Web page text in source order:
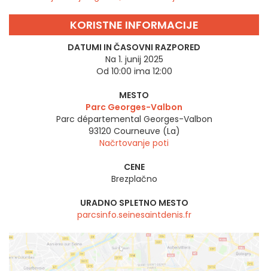
KORISTNE INFORMACIJE
DATUMI IN ČASOVNI RAZPORED
Na 1. junij 2025
Od 10:00 ima 12:00
MESTO
Parc Georges-Valbon
Parc départemental Georges-Valbon
93120 Courneuve (La)
Načrtovanje poti
CENE
Brezplačno
URADNO SPLETNO MESTO
parcsinfo.seinesaintdenis.fr